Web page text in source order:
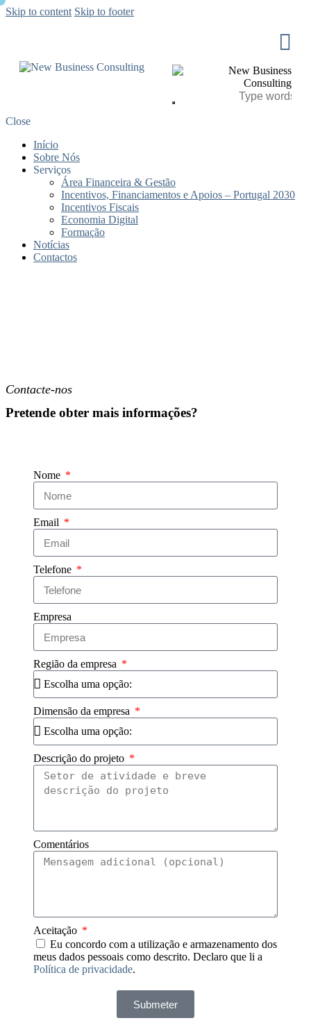
Skip to content Skip to footer
Close
Início
Sobre Nós
Serviços
Área Financeira & Gestão
Incentivos, Financiamentos e Apoios – Portugal 2030
Incentivos Fiscais
Economia Digital
Formação
Notícias
Contactos
Contacte-nos
Pretende obter mais informações?
Nome
Email
Telefone
Empresa
Região da empresa
Dimensão da empresa
Descrição do projeto
Comentários
Aceitação
Eu concordo com a utilização e armazenamento dos
meus dados pessoais como descrito. Declaro que li a
Política de privacidade.
Submeter